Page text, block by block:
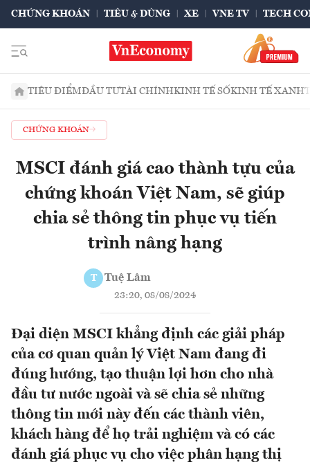
CHỨNG KHOÁN TIÊU & DÙNG XE VNE TV TECH
TIÊU ĐIỂMĐẦU TƯTÀI CHÍNHKINH TẾ SỐKINH TẾ XANH
CHỨNG KHOÁN
MSCI đánh giá cao thành tựu của
chứng khoán Việt Nam, sẽ giúp
chia sẻ thông tin phục vụ tiến
trình nâng hạng
T Tuệ Lâm
23:20, 08/08/2024
Đại diện MSCI khẳng định các giải pháp
của cơ quan quản lý Việt Nam đang đi
đúng hướng, tạo thuận lợi hơn cho nhà
đầu tư nước ngoài và sẽ chia sẻ những
thông tin mới này đến các thành viên,
khách hàng để họ trải nghiệm và có các
đánh giá phục vụ cho việc phân hạng thị